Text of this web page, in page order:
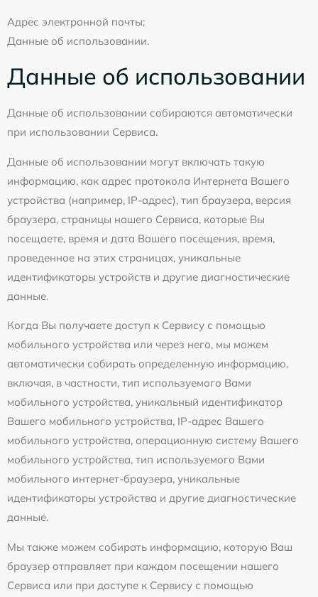
Адрес электронной почты;
Данные об использовании.
Данные об использовании
Данные об использовании собираются автоматически
при использовании Сервиса.
Данные об использовании могут включать такую
информацию, как адрес протокола Интернета Вашего
устройства (например, IP-адрес), тип браузера, версия
браузера, страницы нашего Сервиса, которые Вы
посещаете, время и дата Вашего посещения, время,
проведенное на этих страницах, уникальные
идентификаторы устройств и другие диагностические
данные.
Когда Вы получаете доступ к Сервису с помощью
мобильного устройства или через него, мы можем
автоматически собирать определенную информацию,
включая, в частности, тип используемого Вами
мобильного устройства, уникальный идентификатор
Вашего мобильного устройства, IP-адрес Вашего
мобильного устройства, операционную систему Вашего
мобильного устройства, тип используемого Вами
мобильного интернет-браузера, уникальные
идентификаторы устройства и другие диагностические
данные.
Мы также можем собирать информацию, которую Ваш
браузер отправляет при каждом посещении нашего
Сервиса или при доступе к Сервису с помощью